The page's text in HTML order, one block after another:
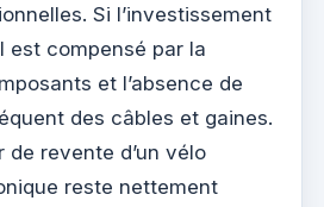
Si l’investissement
est compensé par la
et l’absence de
des câbles et gaines.
de revente d’un vélo
reste nettement